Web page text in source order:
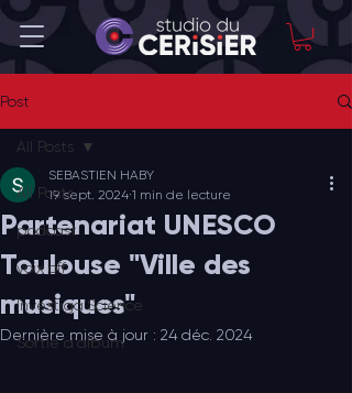
Post
All Posts
podcast
voix off
Investiga'Science
Sortie d'album
All Posts
Partenariat UNESCO
Toulouse "Ville des
musiques"
SEBASTIEN HABY
19 sept. 2024 1 min de lecture
Dernière mise à jour : 24 déc. 2024